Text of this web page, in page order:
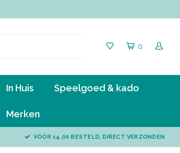
0
In Huis Speelgoed & kado
Merken
VÓÓR 14.00 BESTELD, DIRECT VERZONDEN